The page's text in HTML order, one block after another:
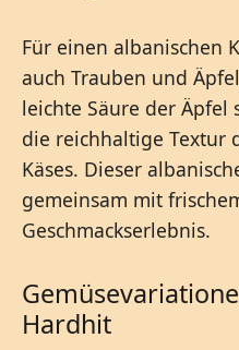
Für einen albanischen
auch Trauben und
leichte Säure der Äpfel
die reichhaltige Textur
Käses. Dieser
gemeinsam mit
Geschmackserlebnis.
Hardhit